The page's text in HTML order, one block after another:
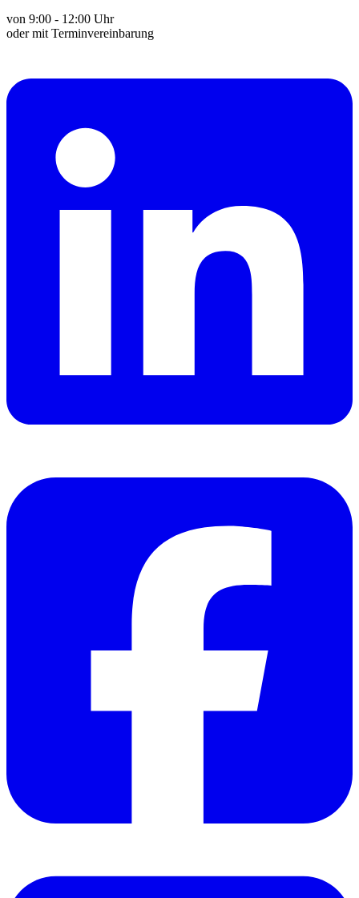
von 9:00 - 12:00 Uhr
oder mit Terminvereinbarung